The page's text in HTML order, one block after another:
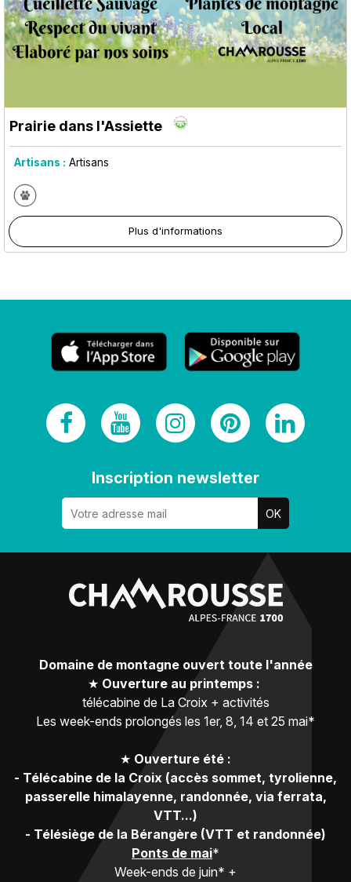
Prairie dans l'Assiette
Artisans : Artisans
Plus d'informations
Inscription newsletter
Domaine de montagne ouvert toute l'année
★ Ouverture au printemps :
télécabine de La Croix + activités
Les week-ends prolongés les 1er, 8, 14 et 25 mai*
★ Ouverture été :
- Télécabine de la Croix (accès sommet, tyrolienne,
passerelle himalayenne, randonnée, via ferrata,
VTT...)
- Télésiège de la Bérangère (VTT et randonnée)
Ponts de mai*
Week-ends de juin* +